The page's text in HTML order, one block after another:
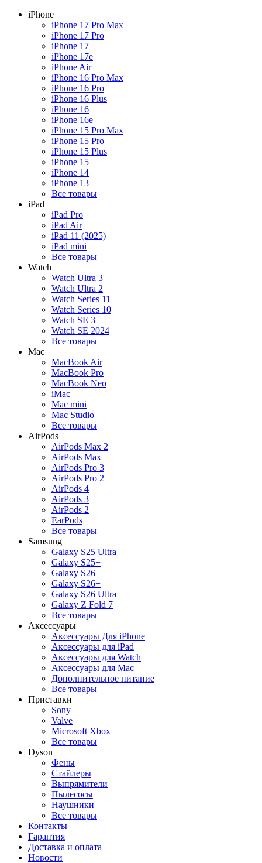
iPhone
iPhone 17 Pro Max
iPhone 17 Pro
iPhone 17
iPhone 17e
iPhone Air
iPhone 16 Pro Max
iPhone 16 Pro
iPhone 16 Plus
iPhone 16
iPhone 16e
iPhone 15 Pro Max
iPhone 15 Pro
iPhone 15 Plus
iPhone 15
iPhone 14
iPhone 13
Все товары
iPad
iPad Pro
iPad Air
iPad 11 (2025)
iPad mini
Все товары
Watch
Watch Ultra 3
Watch Ultra 2
Watch Series 11
Watch Series 10
Watch SE 3
Watch SE 2024
Все товары
Mac
MacBook Air
MacBook Pro
MacBook Neo
iMac
Mac mini
Mac Studio
Все товары
AirPods
AirPods Max 2
AirPods Max
AirPods Pro 3
AirPods Pro 2
AirPods 4
AirPods 3
AirPods 2
EarPods
Все товары
Samsung
Galaxy S25 Ultra
Galaxy S25+
Galaxy S26
Galaxy S26+
Galaxy S26 Ultra
Galaxy Z Fold 7
Все товары
Аксессуары
Аксессуары Для iPhone
Аксессуары для iPad
Аксессуары для Watch
Аксессуары для Mac
Дополнительное питание
Все товары
Приставки
Sony
Valve
Microsoft Xbox
Все товары
Dyson
Фены
Стайлеры
Выпрямители
Пылесосы
Наушники
Все товары
Контакты
Гарантия
Доставка и оплата
Новости